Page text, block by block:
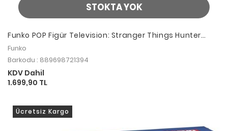
STOKTA YOK
Funko POP Figür Television: Stranger Things Hunter
Nancy With Shotgun
Funko
Barkodu : 889698721394
KDV Dahil
1.699,90 TL
Ücretsiz Kargo